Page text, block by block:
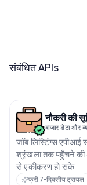
संबंधित APIs
नौकरी की
बाजार डेटा और
जॉब लिस्टिंग्स एपीआई
श्रृंखला तक पहुँचने की
से एकीकरण हो सके
फ्री 7-दिवसीय ट्रायल